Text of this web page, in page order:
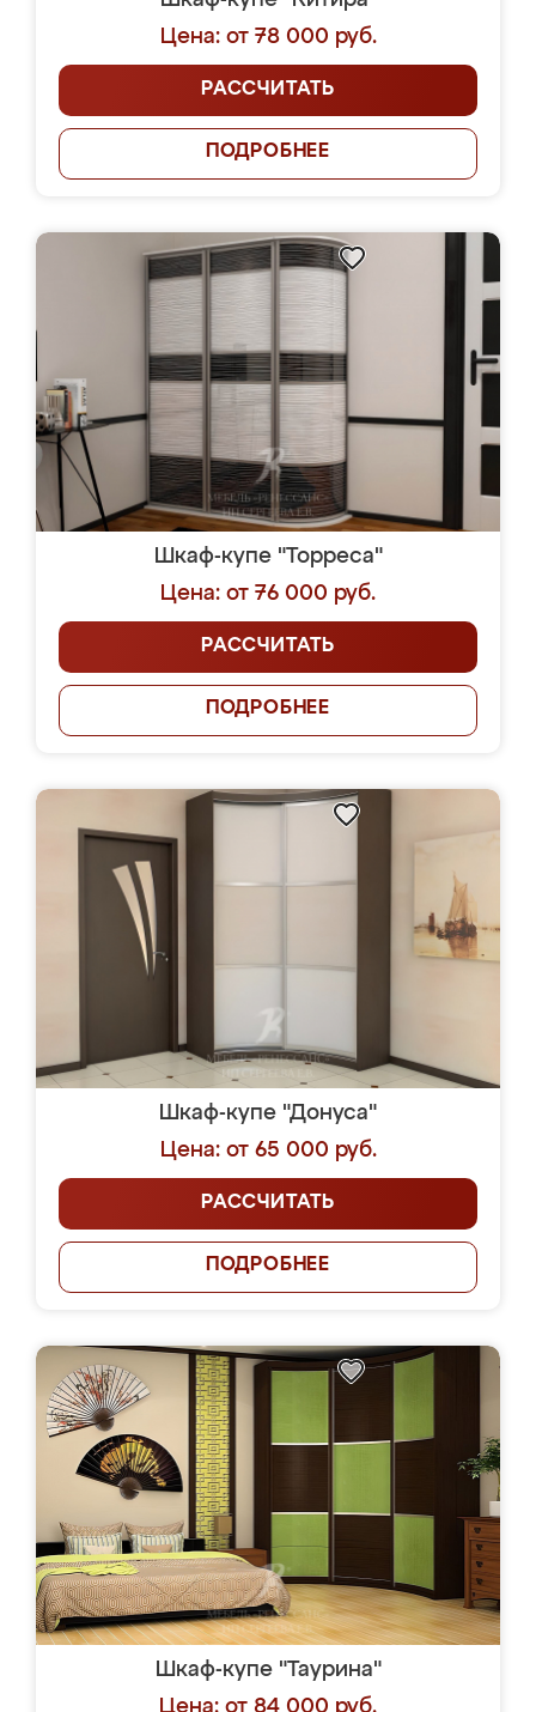
Цена: от 78 000 руб.
РАССЧИТАТЬ
ПОДРОБНЕЕ
Шкаф-купе "Торреса"
Цена: от 76 000 руб.
РАССЧИТАТЬ
ПОДРОБНЕЕ
Шкаф-купе "Донуса"
Цена: от 65 000 руб.
РАССЧИТАТЬ
ПОДРОБНЕЕ
Шкаф-купе "Таурина"
Цена: от 84 000 руб.